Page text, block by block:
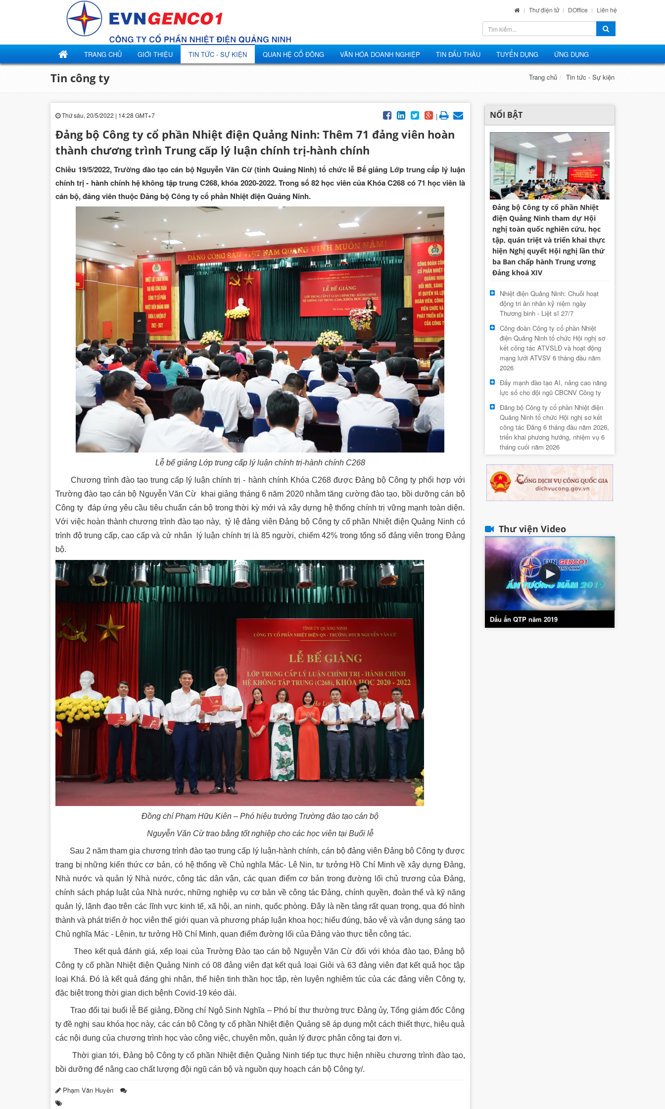
Thư điện tử DOffice Liên hệ
TRANG CHỦ GIỚI THIỆU TIN TỨC - SỰ KIỆN QUAN HỆ CỔ ĐÔNG VĂN HÓA DOANH NGHIỆP TIN ĐẤU THẦU TUYỂN DỤNG ỨNG DỤNG
Tin công ty Trang chủ Tin tức - Sự kiện
Thứ sáu, 20/5/2022 | 14:28 GMT+7 |
Đảng bộ Công ty cổ phần Nhiệt điện Quảng Ninh: Thêm 71 đảng viên hoàn
thành chương trình Trung cấp lý luận chính trị-hành chính
Chiều 19/5/2022, Trường đào tạo cán bộ Nguyễn Văn Cừ (tỉnh Quảng Ninh) tổ chức lễ Bế giảng Lớp trung cấp lý luận
chính trị - hành chính hệ không tập trung C268, khóa 2020-2022. Trong số 82 học viên của Khóa C268 có 71 học viên là
cán bộ, đảng viên thuộc Đảng bộ Công ty cổ phần Nhiệt điện Quảng Ninh.
Lễ bế giảng Lớp trung cấp lý luận chính trị-hành chính C268
Chương trình đào tạo trung cấp lý luận chính trị - hành chính Khóa C268 được Đảng bộ Công ty phối hợp với
Trường đào tạo cán bộ Nguyễn Văn Cừ khai giảng tháng 6 năm 2020 nhằm tăng cường đào tạo, bồi dưỡng cán bộ
Công ty đáp ứng yêu cầu tiêu chuẩn cán bộ trong thời kỳ mới và xây dựng hệ thống chính trị vững mạnh toàn diện.
Với việc hoàn thành chương trình đào tạo này, tỷ lệ đảng viên Đảng bộ Công ty cổ phần Nhiệt điện Quảng Ninh có
trình độ trung cấp, cao cấp và cử nhân lý luận chính trị là 85 người, chiếm 42% trong tổng số đảng viên trong Đảng
bộ.
Đồng chí Phạm Hữu Kiên – Phó hiệu trưởng Trường đào tạo cán bộ
Nguyễn Văn Cừ trao bằng tốt nghiệp cho các học viên tại Buổi lễ
Sau 2 năm tham gia chương trình đào tạo trung cấp lý luận-hành chính, cán bộ đảng viên Đảng bộ Công ty được
trang bị những kiến thức cơ bản, có hệ thống về Chủ nghĩa Mác- Lê Nin, tư tưởng Hồ Chí Minh về xây dựng Đảng,
Nhà nước và quản lý Nhà nước, công tác dân vận, các quan điểm cơ bản trong đường lối chủ trương của Đảng,
chính sách pháp luật của Nhà nước, những nghiệp vụ cơ bản về công tác Đảng, chính quyền, đoàn thể và kỹ năng
quản lý, lãnh đạo trên các lĩnh vực kinh tế, xã hội, an ninh, quốc phòng. Đây là nền tảng rất quan trọng, qua đó hình
thành và phát triển ở học viên thế giới quan và phương pháp luận khoa học; hiểu đúng, bảo vệ và vận dụng sáng tạo
Chủ nghĩa Mác - Lênin, tư tưởng Hồ Chí Minh, quan điểm đường lối của Đảng vào thực tiễn công tác.
Theo kết quả đánh giá, xếp loại của Trường Đào tạo cán bộ Nguyễn Văn Cừ đối với khóa đào tạo, Đảng bộ
Công ty cổ phần Nhiệt điện Quảng Ninh có 08 đảng viên đạt kết quả loại Giỏi và 63 đảng viên đạt kết quả học tập
loại Khá. Đó là kết quả đáng ghi nhận, thể hiện tinh thần học tập, rèn luyện nghiêm túc của các đảng viên Công ty,
đặc biệt trong thời gian dịch bệnh Covid-19 kéo dài.
Trao đổi tại buổi lễ Bế giảng, Đồng chí Ngô Sinh Nghĩa – Phó bí thư thường trực Đảng ủy, Tổng giám đốc Công
ty đề nghị sau khóa học này, các cán bộ Công ty cổ phần Nhiệt điện Quảng sẽ áp dụng một cách thiết thực, hiệu quả
các nội dung của chương trình học vào công việc, chuyên môn, quản lý được phân công tại đơn vị.
Thời gian tới, Đảng bộ Công ty cổ phần Nhiệt điện Quảng Ninh tiếp tục thực hiện nhiều chương trình đào tạo,
bồi dưỡng để nâng cao chất lượng đội ngũ cán bộ và nguồn quy hoạch cán bộ Công ty/.
Phạm Văn Huyên
NỔI BẬT
Đảng bộ Công ty cổ phần Nhiệt
điện Quảng Ninh tham dự Hội
nghị toàn quốc nghiên cứu, học
tập, quán triệt và triển khai thực
hiện Nghị quyết Hội nghị lần thứ
ba Ban chấp hành Trung ương
Đảng khoá XIV
Nhiệt điện Quảng Ninh: Chuỗi hoạt
động tri ân nhân kỷ niệm ngày
Thương binh - Liệt sĩ 27/7
Công đoàn Công ty cổ phần Nhiệt
điện Quảng Ninh tổ chức Hội nghị sơ
kết công tác ATVSLĐ và hoạt động
mạng lưới ATVSV 6 tháng đầu năm
2026
Đẩy mạnh đào tạo AI, nâng cao năng
lực số cho đội ngũ CBCNV Công ty
Đảng bộ Công ty cổ phần Nhiệt điện
Quảng Ninh tổ chức Hội nghị sơ kết
công tác Đảng 6 tháng đầu năm 2026,
triển khai phương hướng, nhiệm vụ 6
tháng cuối năm 2026
Thư viện Video
Dấu ấn QTP năm 2019